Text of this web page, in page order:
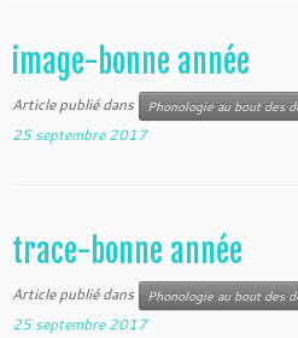
image-bonne année
Article publié dans Phonologie au bout des
25 septembre 2017
trace-bonne année
Article publié dans Phonologie au bout des
25 septembre 2017